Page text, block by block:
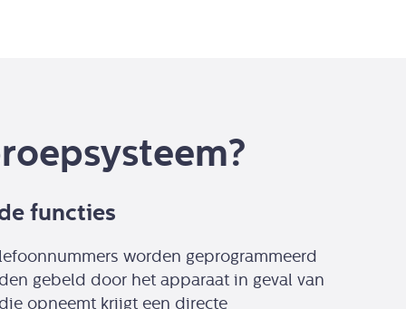
functies
worden geprogrammeerd
gebeld door het apparaat in geval van
opneemt krijgt een directe